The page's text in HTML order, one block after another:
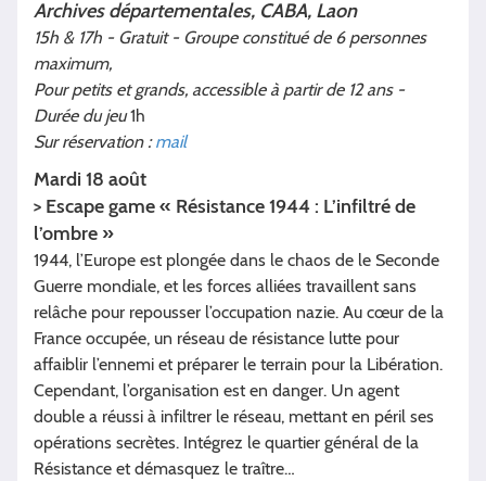
Archives départementales, CABA, Laon
15h & 17h - Gratuit - Groupe constitué de 6 personnes
maximum,
Pour petits et grands, accessible à partir de 12 ans -
Durée du jeu1h
Sur réservation :mail
Mardi 18 août
> Escape game « Résistance 1944 : L’infiltré de
l’ombre »
1944, l’Europe est plongée dans le chaos de le Seconde
Guerre mondiale, et les forces alliées travaillent sans
relâche pour repousser l’occupation nazie. Au cœur de la
France occupée, un réseau de résistance lutte pour
affaiblir l’ennemi et préparer le terrain pour la Libération.
Cependant, l’organisation est en danger. Un agent
double a réussi à infiltrer le réseau, mettant en péril ses
opérations secrètes. Intégrez le quartier général de la
Résistance et démasquez le traître…